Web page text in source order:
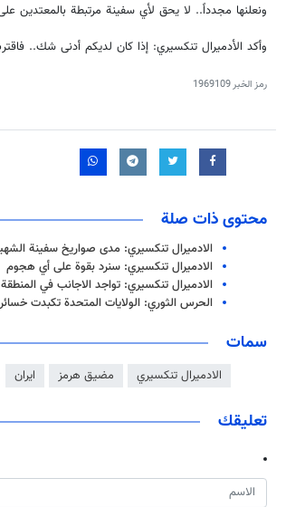
ونعلنها مجدداً.. لا يحق لأي سفينة مرتبطة بالمعتدين
وأكد الأدميرال تنكسيري: إذا كان لديكم أدنى شك..
رمز الخبر1969109
محتوى ذات صلة
الادميرال تنكسيري: مدی صواریخ سفينة الشهيد
الادميرال تنكسيري: سنرد بقوة على أي هجوم
الادميرال تنكسيري: تواجد الاجانب في
الحرس الثوري: الولايات المتحدة تكبدت خسائر بـ25 مليار دولار منذ بدء
سمات
الادميرال تنكسيري مضيق هرمز ايران
تعليقك